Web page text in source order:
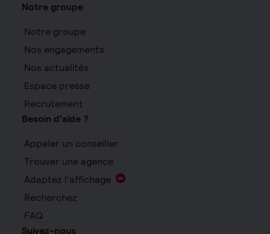
Notre groupe
Notre groupe
Nos engagements
Nos actualités
Espace presse
Recrutement
Besoin d'aide ?
Appeler un conseiller
Trouver une agence
Adaptez l'affichage
Recherchez
FAQ
Suivez-nous